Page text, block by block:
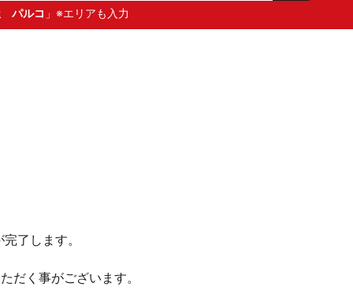
パルコ 」※エリアも入力
了します。
だく事がございます。